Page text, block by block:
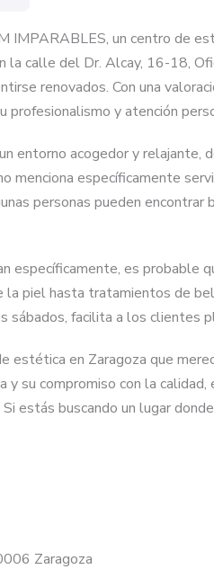
IMPARABLES, un centro de
la calle del Dr. Alcay, 16-18,
renovados. Con una
profesionalismo y atención
entorno acogedor y
menciona específicamente
personas pueden
específicamente, es
la piel hasta tratamientos de
facilita a los clientes
estética en Zaragoza que
y su compromiso con la
estás buscando un lugar
Zaragoza